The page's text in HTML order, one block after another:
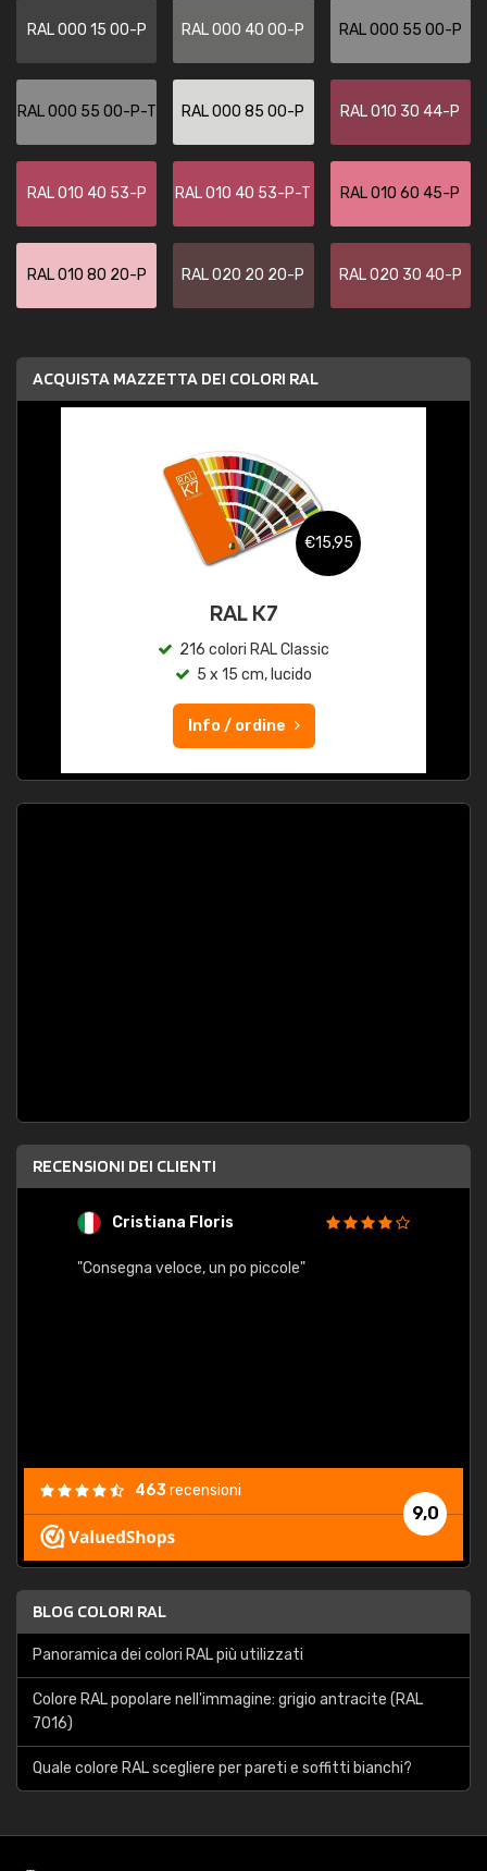
RAL 000 15 00-P RAL 000 40 00-P RAL 000 55 00-P
RAL 000 55 00-P-T RAL 000 85 00-P RAL 010 30 44-P
RAL 010 40 53-P RAL 010 40 53-P-T RAL 010 60 45-P
RAL 010 80 20-P RAL 020 20 20-P RAL 020 30 40-P
ACQUISTA MAZZETTA DEI COLORI RAL
€15,95
RAL K7
216 colori RAL Classic
5 x 15 cm, lucido
Info / ordine
RECENSIONI DEI CLIENTI
Cristiana Floris
"Consegna veloce, un po piccole"
9,0
463recensioni
BLOG COLORI RAL
Panoramica dei colori RAL più utilizzati
Colore RAL popolare nell'immagine: grigio antracite (RAL
7016)
Quale colore RAL scegliere per pareti e soffitti bianchi?